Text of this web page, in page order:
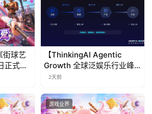
街球艺
正式上
容同
【ThinkingAI Agentic
Growth 全球泛娱乐行业峰
会】Agent 时代，人到底负
2天前
游戏业界